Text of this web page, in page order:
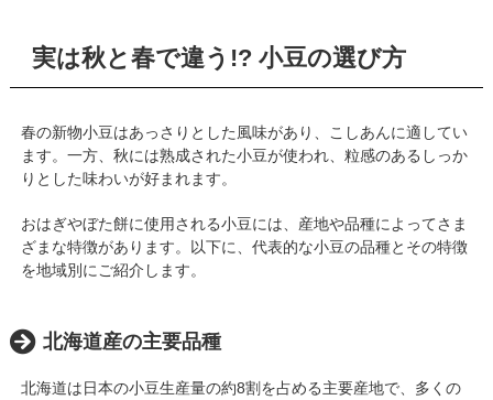
実は秋と春で違う!? 小豆の選び方
春の新物小豆はあっさりとした風味があり、こしあんに適してい
ます。一方、秋には熟成された小豆が使われ、粒感のあるしっか
りとした味わいが好まれます。​
おはぎやぼた餅に使用される小豆には、産地や品種によってさま
ざまな特徴があります。​以下に、代表的な小豆の品種とその特徴
を地域別にご紹介します。​
北海道産の主要品種
北海道は日本の小豆生産量の約8割を占める主要産地で、多くの